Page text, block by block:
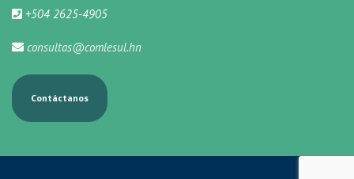
+504 2625-4905
consultas@comlesul.hn
Contáctanos